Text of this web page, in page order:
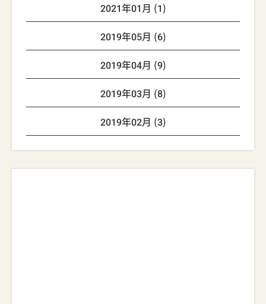
2021年01月 (1)
2019年05月 (6)
2019年04月 (9)
2019年03月 (8)
2019年02月 (3)